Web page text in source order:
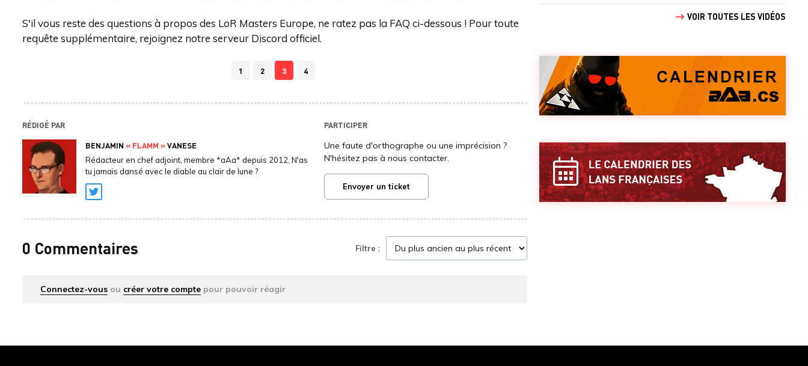
S'il vous reste des questions à propos des LoR Masters Europe, ne ratez pas la FAQ ci-dessous ! Pour toute
requête supplémentaire, rejoignez notre serveur Discord officiel.
1 2 3 4
RÉDIGÉ PAR
BENJAMIN « FLAMM »VANESE
Rédacteur en chef adjoint, membre *aAa* depuis 2012. N'as
tu jamais dansé avec le diable au clair de lune ?
Twitter
PARTICIPER
Une faute d'orthographe ou une imprécision ?
N'hésitez pas à nous contacter.
Envoyer un ticket
0 Commentaires Filtre :
Connectez-vous ou créer votre compte pour pouvoir réagir
VOIR TOUTES LES VIDÉOS